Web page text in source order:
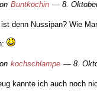
Buntköchin — 8.
denn Nussipan? Wie
kochschlampe — 8.
kannte ich auch noch